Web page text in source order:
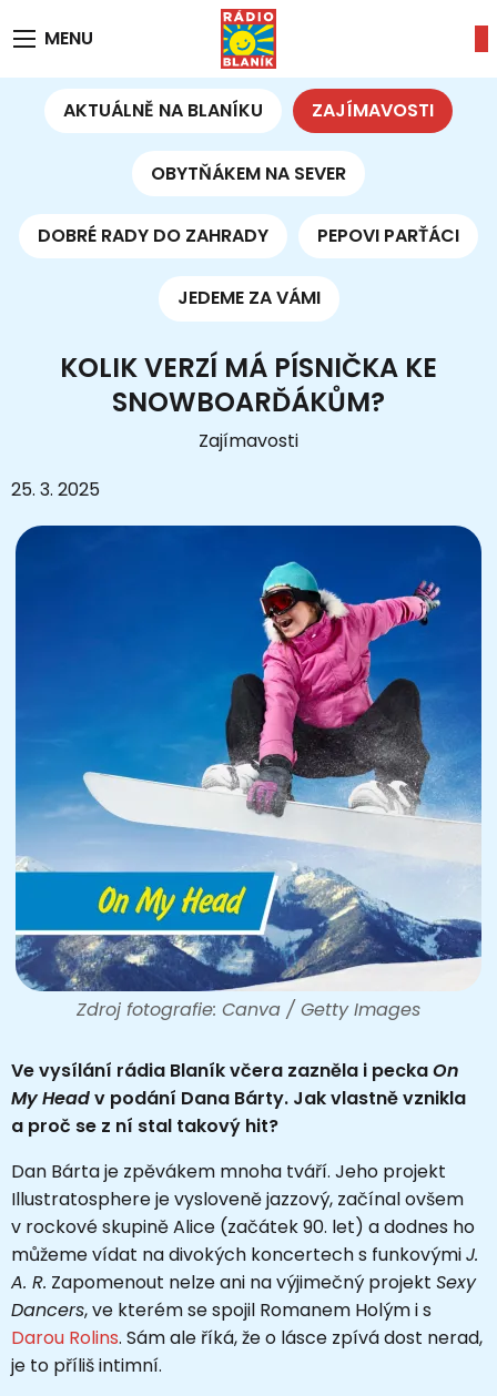
MENU
AKTUÁLNĚ NA BLANÍKU ZAJÍMAVOSTI
OBYTŇÁKEM NA SEVER
DOBRÉ RADY DO ZAHRADY PEPOVI PARŤÁCI
JEDEME ZA VÁMI
KOLIK VERZÍ MÁ PÍSNIČKA KE
SNOWBOARĎÁKŮM?
Zajímavosti
25. 3. 2025
Zdroj fotografie: Canva / Getty Images
Ve vysílání rádia Blaník včera zazněla i peckaOn
My Headv podání Dana Bárty. Jak vlastně vznikla
a proč se z ní stal takový hit?
Dan Bárta je zpěvákem mnoha tváří. Jeho projekt
Illustratosphere je vysloveně jazzový, začínal ovšem
v rockové skupině Alice (začátek 90. let) a dodnes ho
můžeme vídat na divokých koncertech s funkovýmiJ.
A. R. Zapomenout nelze ani na výjimečný projekt Sexy
Dancers, ve kterém se spojil Romanem Holým i s
Darou Rolins. Sám ale říká, že o lásce zpívá dost nerad,
je to příliš intimní.